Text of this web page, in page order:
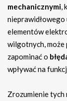
mechanicznymi,
elementów
wilgotnych, może
zapominać o
wpływać na
Zrozumienie tych